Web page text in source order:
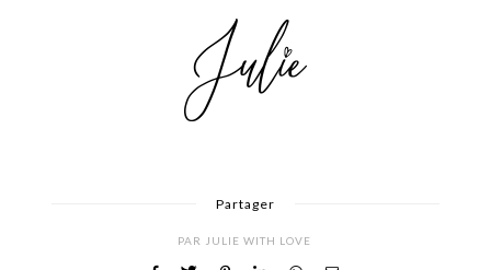
Partager
PAR JULIE WITH LOVE